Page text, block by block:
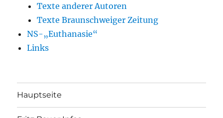
Texte anderer Autoren
Texte Braunschweiger Zeitung
NS-„Euthanasie“
Links
Hauptseite